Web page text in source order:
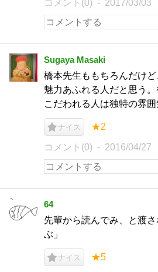
コメント(0) 2017/03/03
Sugaya Masaki
橋本先生ももちろんだけ
魅力あふれる人だと思う
こだわれる人は独特の雰囲
ナイス ★2
コメント(0) 2016/04/27
64
先輩から読んでみ、と渡
ぶ」
ナイス ★5